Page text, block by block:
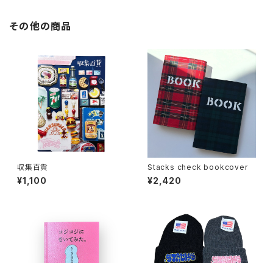
その他の商品
収集百貨
¥1,100
Stacks check bookcover
¥2,420